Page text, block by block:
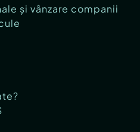
și vânzare companii